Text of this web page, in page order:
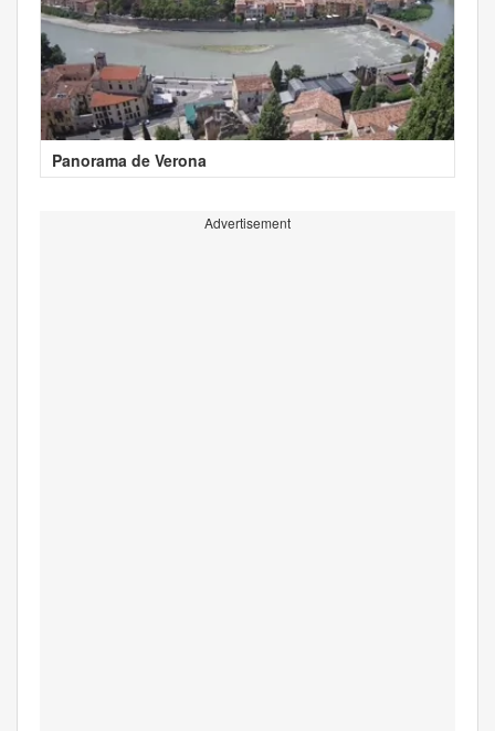
Panorama de Verona
Advertisement